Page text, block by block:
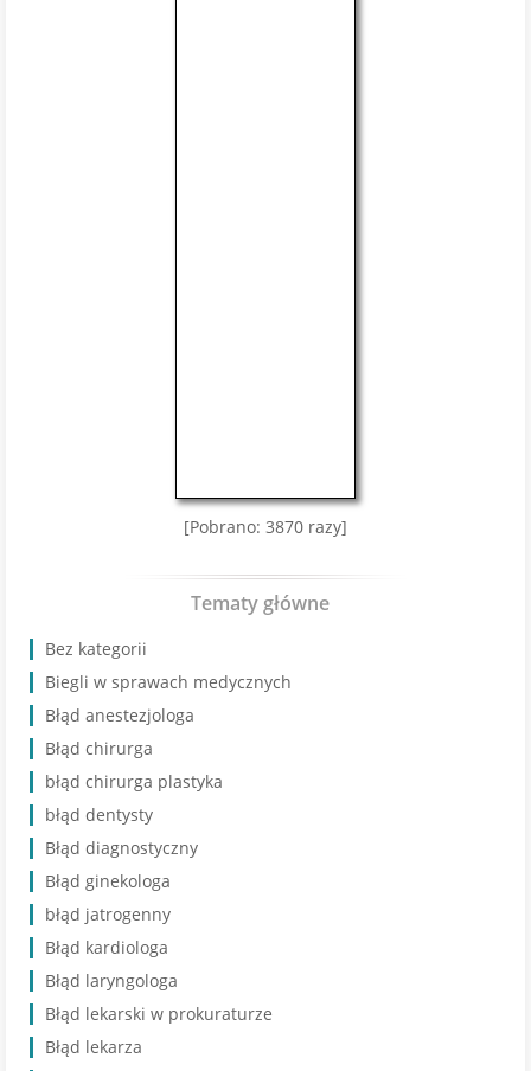
[Pobrano: 3870 razy]
Tematy główne
Bez kategorii
Biegli w sprawach medycznych
Błąd anestezjologa
Błąd chirurga
błąd chirurga plastyka
błąd dentysty
Błąd diagnostyczny
Błąd ginekologa
błąd jatrogenny
Błąd kardiologa
Błąd laryngologa
Błąd lekarski w prokuraturze
Błąd lekarza